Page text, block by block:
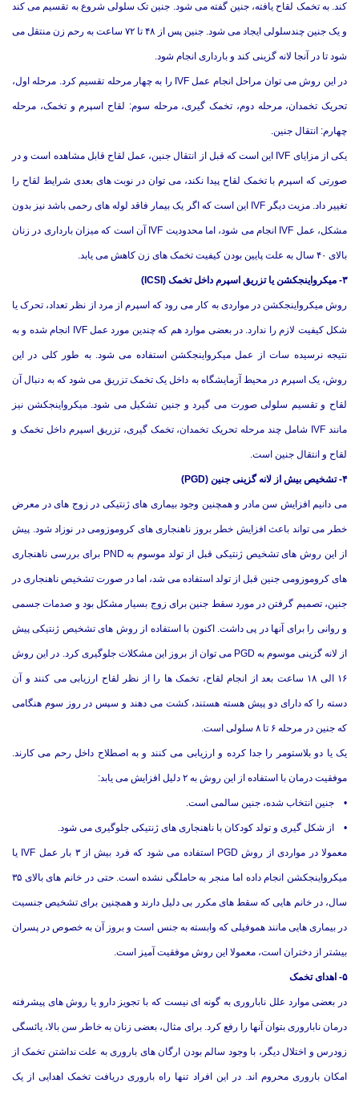
کند. به تخمک لقاح یافته، جنین گفته می شود. جنین تک سلولی شروع به تقسیم می کند
و یک جنین چندسلولی ایجاد می شود. جنین پس از ۴۸ تا ۷۲ ساعت به رحم زن منتقل می
شود تا در آنجا لانه گزینی کند و بارداری انجام شود.
در این روش می توان مراحل انجام عمل IVF را به چهار مرحله تقسیم کرد. مرحله اول،
تحریک تخمدان، مرحله دوم، تخمک گیری، مرحله سوم: لقاح اسپرم و تخمک، مرحله
چهارم: انتقال جنین.
یکی از مزایای IVF این است که قبل از انتقال جنین، عمل لقاح قابل مشاهده است و در
صورتی که اسپرم با تخمک لقاح پیدا نکند، می توان در نوبت های بعدی شرایط لقاح را
تغییر داد. مزیت دیگر IVF این است که اگر یک بیمار فاقد لوله های رحمی باشد نیز بدون
مشکل، عمل IVF انجام می شود، اما محدودیت IVF آن است که میزان بارداری در زنان
بالای ۴۰ سال به علت پایین بودن کیفیت تخمک های زن کاهش می یابد.
۳- میکرواینجکشن یا تزریق اسپرم داخل تخمک (ICSI)
روش میکرواینجکشن در مواردی به کار می رود که اسپرم از مرد از نظر تعداد، تحرک یا
شکل کیفیت لازم را ندارد. در بعضی موارد هم که چندین مورد عمل IVF انجام شده و به
نتیجه نرسیده سات از عمل میکرواینجکشن استفاده می شود. به طور کلی در این
روش، یک اسپرم در محیط آزمایشگاه به داخل یک تخمک تزریق می شود که به دنبال آن
لقاح و تقسیم سلولی صورت می گیرد و جنین تشکیل می شود. میکرواینجکشن نیز
مانند IVF شامل چند مرحله تحریک تخمدان، تخمک گیری، تزریق اسپرم داخل تخمک و
لقاح و انتقال جنین است.
۴- تشخیص بیش از لانه گزینی جنین (PGD)
می دانیم افزایش سن مادر و همچنین وجود بیماری های ژنتیکی در زوج های در معرض
خطر می تواند باعث افزایش خطر بروز ناهنجاری های کروموزومی در نوزاد شود. پیش
از این روش های تشخیص ژنتیکی قبل از تولد موسوم به PND برای بررسی ناهنجاری
های کروموزومی جنین قبل از تولد استفاده می شد، اما در صورت تشخیص ناهنجاری در
جنین، تصمیم گرفتن در مورد سقط جنین برای زوج بسیار مشکل بود و صدمات جسمی
و روانی را برای آنها در پی داشت. اکنون با استفاده از روش های تشخیص ژنتیکی پیش
از لانه گزینی موسوم به PGD می توان از بروز این مشکلات جلوگیری کرد. در این روش
۱۶ الی ۱۸ ساعت بعد از انجام لقاح، تخمک ها را از نظر لقاح ارزیابی می کنند و آن
دسته را که دارای دو پیش هسته هستند، کشت می دهند و سپس در روز سوم هنگامی
که جنین در مرحله ۶ تا ۸ سلولی است.
یک یا دو بلاستومر را جدا کرده و ارزیابی می کنند و به اصطلاح داخل رحم می کارند.
موفقیت درمان با استفاده از این روش به ۲ دلیل افزایش می یابد:
• جنین انتخاب شده، جنین سالمی است.
• از شکل گیری و تولد کودکان با ناهنجاری های ژنتیکی جلوگیری می شود.
معمولا در مواردی از روش PGD استفاده می شود که فرد بیش از ۳ بار عمل IVF یا
میکرواینجکشن انجام داده اما منجر به حاملگی نشده است. حتی در خانم های بالای ۳۵
سال، در خانم هایی که سقط های مکرر بی دلیل دارند و همچنین برای تشخیص جنسیت
در بیماری هایی مانند هموفیلی که وابسته به جنس است و بروز آن به خصوص در پسران
بیشتر از دختران است، معمولا این روش موفقیت آمیز است.
۵- اهدای تخمک
در بعضی موارد علل ناباروری به گونه ای نیست که با تجویز دارو یا روش های پیشرفته
درمان ناباروری بتوان آنها را رفع کرد. برای مثال، بعضی زنان به خاطر سن بالا، یائسگی
زودرس و اختلال دیگر، با وجود سالم بودن ارگان های باروری به علت نداشتن تخمک از
امکان باروری محروم اند. در این افراد تنها راه باروری دریافت تخمک اهدایی از یک